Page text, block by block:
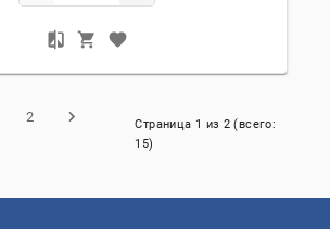
2 Страница 1 из 2 (всего:
15)